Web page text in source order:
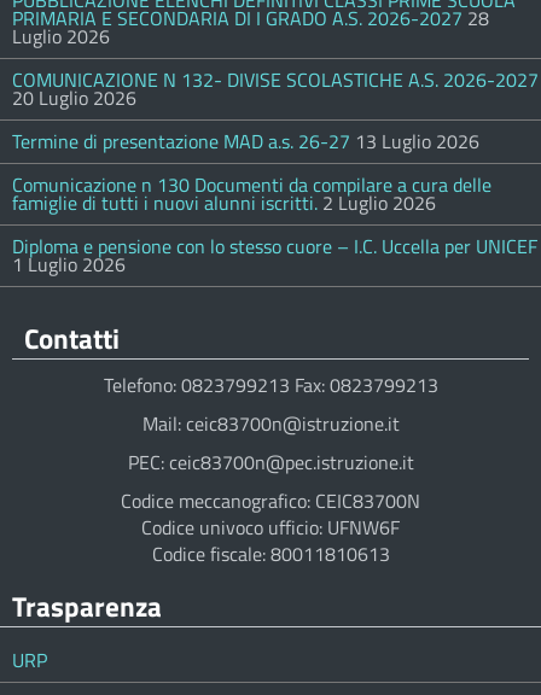
PRIMARIA E SECONDARIA DI I GRADO A.S. 2026-2027 28
Luglio 2026
COMUNICAZIONE N 132- DIVISE SCOLASTICHE A.S. 2026-2027
20 Luglio 2026
Termine di presentazione MAD a.s. 26-27 13 Luglio 2026
Comunicazione n 130 Documenti da compilare a cura delle
famiglie di tutti i nuovi alunni iscritti. 2 Luglio 2026
Diploma e pensione con lo stesso cuore – I.C. Uccella per UNICEF
1 Luglio 2026
Contatti
Telefono: 0823799213 Fax: 0823799213
Mail: ceic83700n@istruzione.it
PEC: ceic83700n@pec.istruzione.it
Codice meccanografico: CEIC83700N
Codice univoco ufficio: UFNW6F
Codice fiscale: 80011810613
Trasparenza
URP